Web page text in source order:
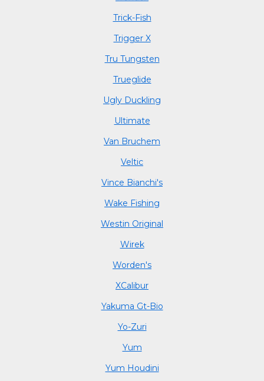
Trick-Fish
Trigger X
Tru Tungsten
Trueglide
Ugly Duckling
Ultimate
Van Bruchem
Veltic
Vince Bianchi's
Wake Fishing
Westin Original
Wirek
Worden's
XCalibur
Yakuma Gt-Bio
Yo-Zuri
Yum
Yum Houdini